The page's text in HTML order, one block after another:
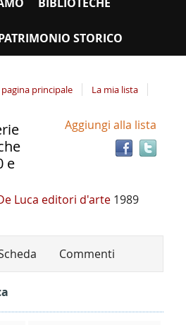
STORICO
principale La mia lista
Aggiungi alla lista
e
Luca editori d'arte 1989
Commenti